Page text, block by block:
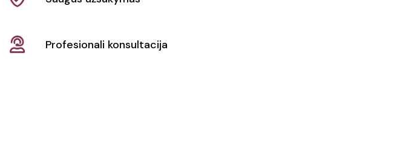
Profesionali konsultacija